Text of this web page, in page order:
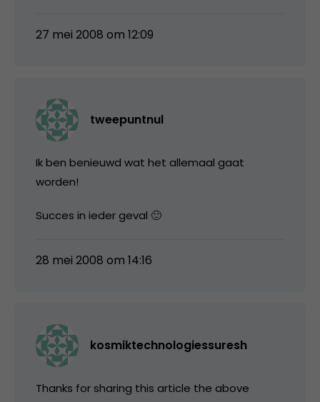
27 mei 2008 om 12:09
tweepuntnul
Ik ben benieuwd wat het allemaal gaat
worden!
Succes in ieder geval 🙂
28 mei 2008 om 14:16
kosmiktechnologiessuresh
Thanks for sharing this article the above